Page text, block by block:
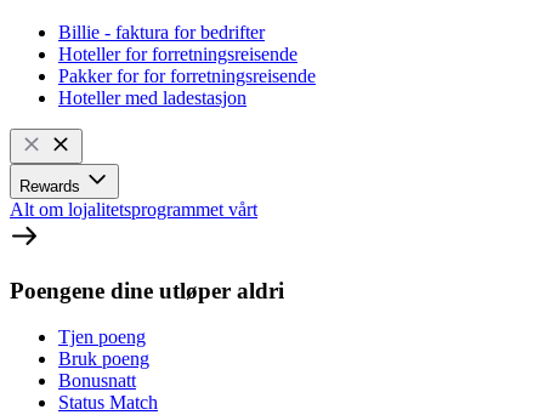
Billie - faktura for bedrifter
Hoteller for forretningsreisende
Pakker for for forretningsreisende
Hoteller med ladestasjon
Rewards
Alt om lojalitetsprogrammet vårt
Poengene dine utløper aldri
Tjen poeng
Bruk poeng
Bonusnatt
Status Match